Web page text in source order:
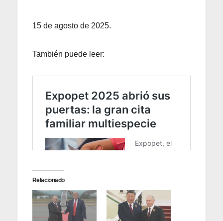
15 de agosto de 2025.
También puede leer:
Relacionado